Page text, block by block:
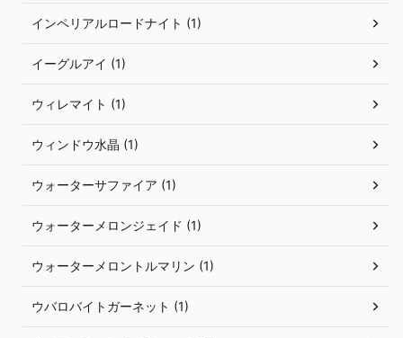
インペリアルロードナイト (1)
イーグルアイ (1)
ウィレマイト (1)
ウィンドウ水晶 (1)
ウォーターサファイア (1)
ウォーターメロンジェイド (1)
ウォーターメロントルマリン (1)
ウバロバイトガーネット (1)